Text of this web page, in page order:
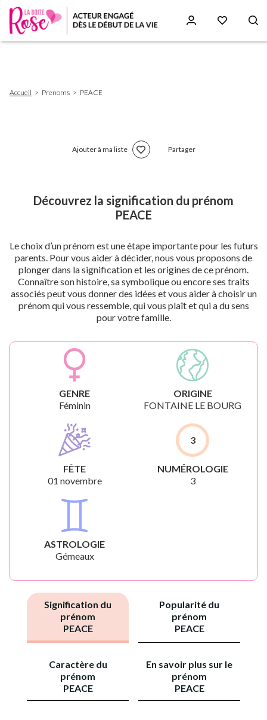
d'Ariane
Accueil Prenoms PEACE
Ajouter à ma liste Partager
Découvrez la signification du prénom
PEACE
Le choix d’un prénom est une étape importante pour les futurs
parents. Pour vous aider à décider, nous vous proposons de
plonger dans la signification et les origines de ce prénom.
Connaître son histoire, sa symbolique ou encore ses traits
associés peut vous donner des idées et vous aider à choisir un
prénom qui vous ressemble, qui vous plaît et qui a du sens
pour votre famille.
GENRE
Féminin
ORIGINE
FONTAINE LE BOURG
FÊTE
01 novembre
3
NUMÉROLOGIE
3
ASTROLOGIE
Gémeaux
Signification du
prénom
PEACE
Popularité du
prénom
PEACE
Caractère du
prénom
PEACE
En savoir plus sur le
prénom
PEACE